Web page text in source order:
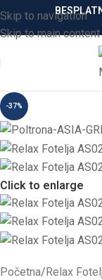
Skip to navigation
Skip to main content
-37%
Click to enlarge
Početna/Relax